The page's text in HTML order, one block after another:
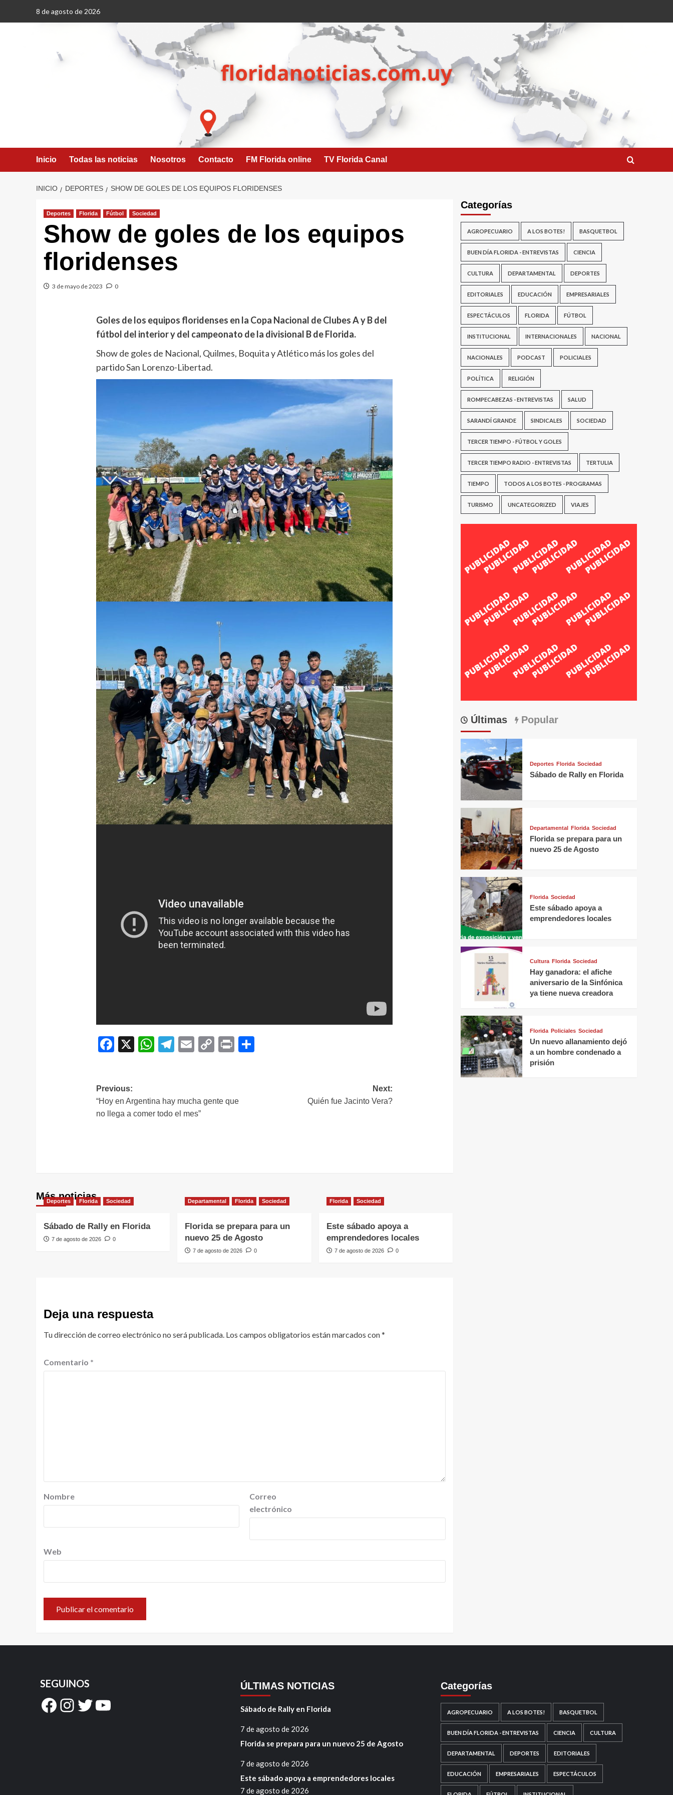
8 de agosto de 2026
Inicio Todas las noticias Nosotros Contacto FM Florida online TV Florida Canal
INICIO DEPORTES SHOW DE GOLES DE LOS EQUIPOS FLORIDENSES
Deportes Florida Fútbol Sociedad
Show de goles de los equipos
floridenses
3 de mayo de 2023 0
Goles de los equipos floridenses en la Copa Nacional de Clubes A y B del
fútbol del interior y del campeonato de la divisional B de Florida.
Show de goles de Nacional, Quilmes, Boquita y Atlético más los goles del
partido San Lorenzo-Libertad.
Facebook
X WhatsApp
Telegram
EmailCopyPrint
Navegación
de
entradas
Previous:
“Hoy en Argentina hay mucha gente que
no llega a comer todo el mes”
Next:
Quién fue Jacinto Vera?
Más noticias
Deportes Florida Sociedad
Sábado de Rally en Florida
7 de agosto de 2026 0
Departamental Florida Sociedad
Florida se prepara para un
nuevo 25 de Agosto
7 de agosto de 2026 0
Florida Sociedad
Este sábado apoya a
emprendedores locales
7 de agosto de 2026 0
Deja una respuesta
Tu dirección de correo electrónico no será publicada. Los campos obligatorios están marcados con*
Comentario *
Nombre
Correo
electrónico
Web
Categorías
AGROPECUARIO A LOS BOTES! BASQUETBOL
BUEN DÍA FLORIDA - ENTREVISTAS CIENCIA
CULTURA DEPARTAMENTAL DEPORTES
EDITORIALES EDUCACIÓN EMPRESARIALES
ESPECTÁCULOS FLORIDA FÚTBOL
INSTITUCIONAL INTERNACIONALES NACIONAL
NACIONALES PODCAST POLICIALES
POLÍTICA RELIGIÓN
ROMPECABEZAS - ENTREVISTAS SALUD
SARANDÍ GRANDE SINDICALES SOCIEDAD
TERCER TIEMPO - FÚTBOL Y GOLES
TERCER TIEMPO RADIO - ENTREVISTAS TERTULIA
TIEMPO TODOS A LOS BOTES - PROGRAMAS
TURISMO UNCATEGORIZED VIAJES
Últimas Popular
Deportes Florida Sociedad
Sábado de Rally en Florida
Departamental Florida Sociedad
Florida se prepara para un
nuevo 25 de Agosto
Florida Sociedad
Este sábado apoya a
emprendedores locales
Cultura Florida Sociedad
Hay ganadora: el afiche
aniversario de la Sinfónica
ya tiene nueva creadora
Florida Policiales Sociedad
Un nuevo allanamiento dejó
a un hombre condenado a
prisión
SEGUINOS
Facebook
Instagram
Twitter
YouTube
ÚLTIMAS NOTICIAS
Sábado de Rally en Florida
7 de agosto de 2026
Florida se prepara para un nuevo 25 de Agosto
7 de agosto de 2026
Este sábado apoya a emprendedores locales
7 de agosto de 2026
Categorías
AGROPECUARIO A LOS BOTES! BASQUETBOL
BUEN DÍA FLORIDA - ENTREVISTAS CIENCIA CULTURA
DEPARTAMENTAL DEPORTES EDITORIALES
EDUCACIÓN EMPRESARIALES ESPECTÁCULOS